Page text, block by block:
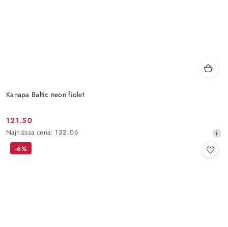
Kanapa Baltic neon fiolet
Cena
promocyjna:
121.50
Najniższa
cena
Najniższa cena: 132.06
-6%